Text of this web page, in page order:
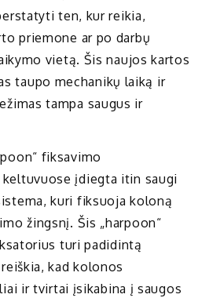
ten, kur reikia,
priemone ar po darbų
vietą. Šis naujos kartos
taupo mechanikų laiką ir
tampa saugus ir
fiksavimo
keltuvuose įdiegta itin saugi
kuri fiksuoja koloną
žingsnį. Šis „harpoon“
turi padidintą
kad kolonos
ir tvirtai įsikabina į saugos